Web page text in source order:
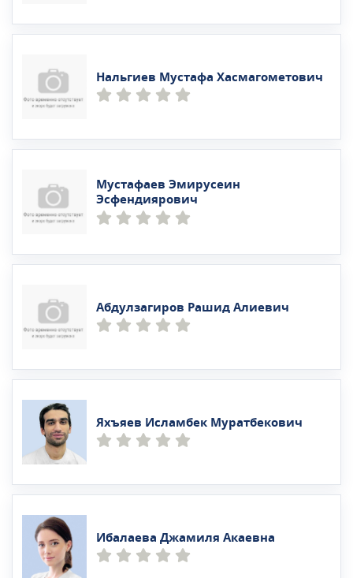
Нальгиев Мустафа Хасмагометович
Мустафаев Эмирусеин
Эсфендиярович
Абдулзагиров Рашид Алиевич
Яхъяев Исламбек Муратбекович
Ибалаева Джамиля Акаевна